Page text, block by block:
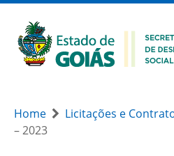
Home Licitações e
– 2023